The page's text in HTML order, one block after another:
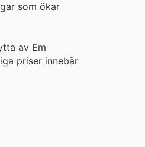
som ökar
av Em
priser innebär